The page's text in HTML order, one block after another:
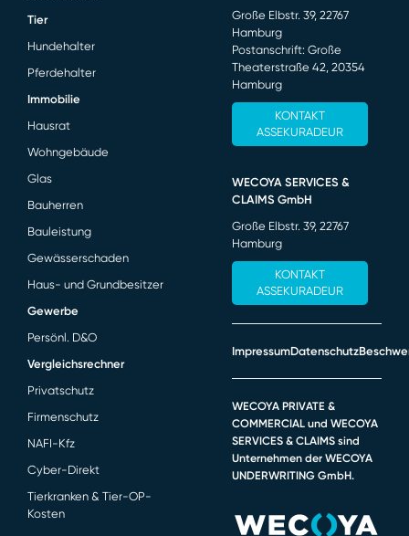
Tier
Hundehalter
Pferdehalter
Immobilie
Hausrat
Wohngebäude
Glas
Bauherren
Bauleistung
Gewässerschaden
Haus- und Grundbesitzer
Gewerbe
Persönl. D&O
Vergleichsrechner
Privatschutz
Firmenschutz
NAFI-Kfz
Cyber-Direkt
Tierkranken & Tier-OP-
Kosten
Große Elbstr. 39, 22767
Hamburg
Postanschrift: Große
Theaterstraße 42, 20354
Hamburg
KONTAKT
ASSEKURADEUR
WECOYA SERVICES &
CLAIMS GmbH
Große Elbstr. 39, 22767
Hamburg
KONTAKT
ASSEKURADEUR
ImpressumDatenschutz
WECOYA PRIVATE &
COMMERCIAL und WECOYA
SERVICES & CLAIMS sind
Unternehmen der WECOYA
UNDERWRITING GmbH.